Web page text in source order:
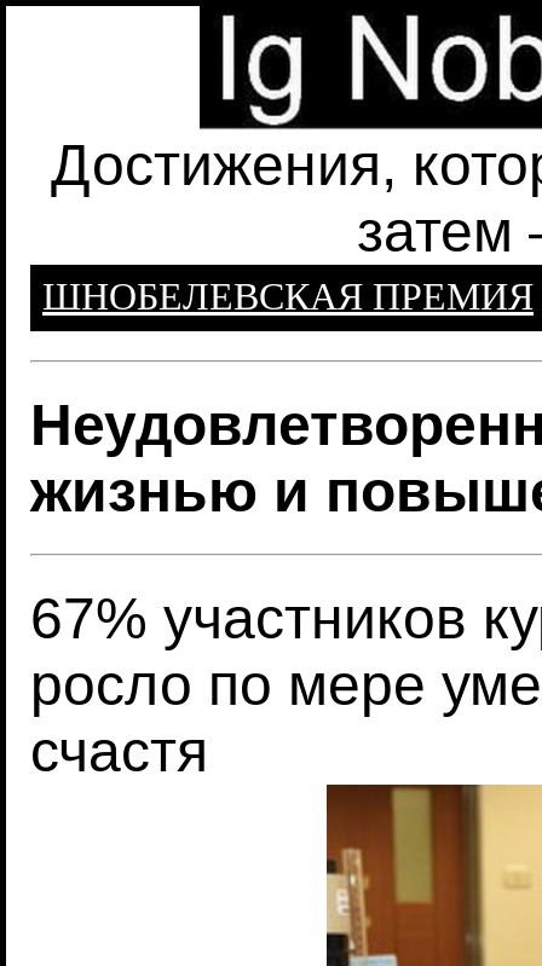
Достижения,
затем
ШНОБЕЛЕВСКАЯ ПРЕМИЯ
жизнью и
67% участников
росло по мере
счастя